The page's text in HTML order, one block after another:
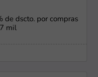
de dscto. por compras
mil